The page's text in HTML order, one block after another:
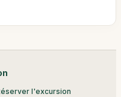
l'excursion